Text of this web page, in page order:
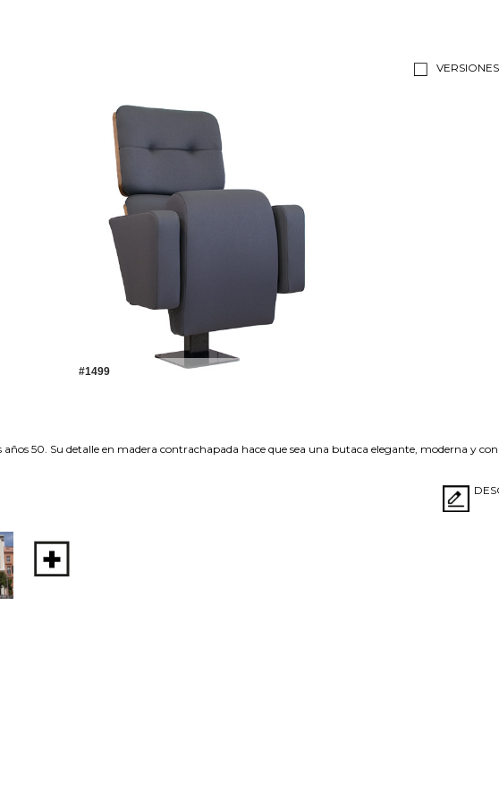
VERSIONES
#1499
años 50. Su detalle en madera contrachapada hace que sea una butaca elegante, moderna y